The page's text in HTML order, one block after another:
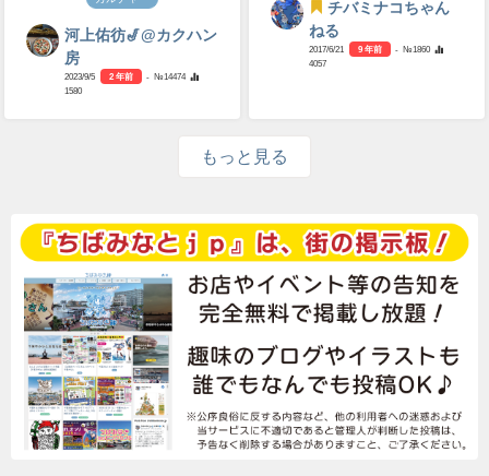
河上佑彷🎷@カクハン
房
2023/9/5 2 年前
- №14474
1580
チバミナコちゃん
ねる
2017/6/21 9 年前
- №1860
4057
もっと見る